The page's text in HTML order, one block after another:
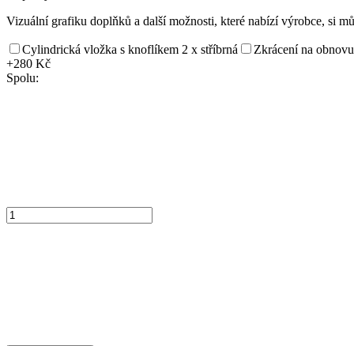
Vizuální grafiku doplňků a další možnosti, které nabízí výrobce, si
Cylindrická vložka s knoflíkem 2 x stříbrná Zkrácení na
+280 Kč
Spolu: